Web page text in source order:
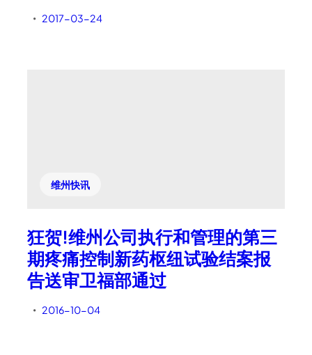
• 2017-03-24
维州快讯
狂贺!维州公司执行和管理的第三
期疼痛控制新药枢纽试验结案报
告送审卫福部通过
• 2016-10-04